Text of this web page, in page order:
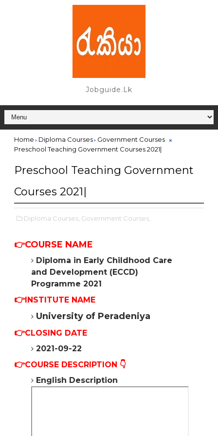
Jobguide.lk
Home Diploma Courses
Government Courses
Preschool Teaching Government Courses 2021|
Preschool Teaching Government
Courses 2021|
Diploma Courses, Government Courses,
👉COURSE NAME
Diploma in Early Childhood Care
and Development (ECCD)
Programme 2021
👉INSTITUTE NAME
University of Peradeniya
👉CLOSING DATE
2021-09-22
👉COURSE DESCRIPTION 👇
English Description